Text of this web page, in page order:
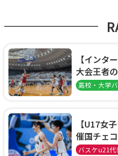
【インタ
大会王者
阜女子に
高校・大学
【U17女
催国チェ
通過！準
バスケu21代